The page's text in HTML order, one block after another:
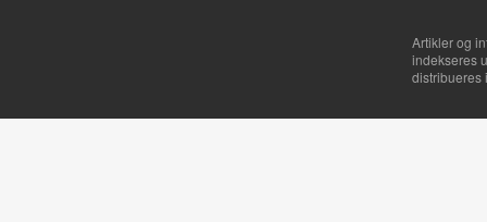
Artikler og
indekseres
distribueres